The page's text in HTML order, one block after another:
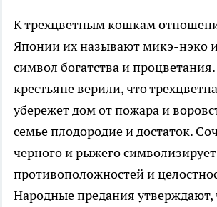
К трехцветным кошкам
Японии их называют микэ-нэко
символ богатства и
крестьяне верили, что
убережет дом от пожара и
семье плодородие и достаток.
черного и рыжего
противоположностей и
Народные предания утверждают,